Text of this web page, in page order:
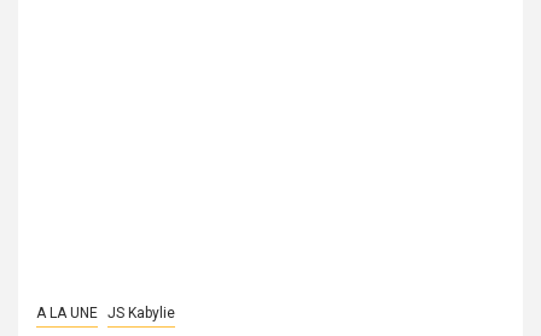
A LA UNE JS Kabylie